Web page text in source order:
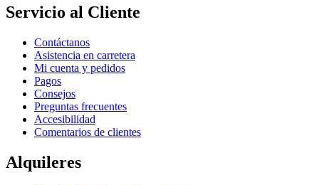
Servicio al Cliente
Contáctanos
Asistencia en carretera
Mi cuenta y pedidos
Pagos
Consejos
Preguntas frecuentes
Accesibilidad
Comentarios de clientes
Alquileres